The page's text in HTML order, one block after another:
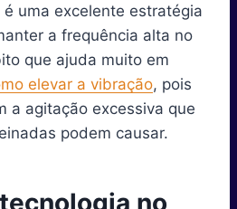
uma excelente estratégia
a frequência alta no
que ajuda muito em
elevar a vibração, pois
a agitação excessiva que
podem causar.
no